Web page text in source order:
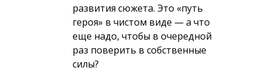
развития сюжета. Это «путь
героя» в чистом виде — а что
еще надо, чтобы в очередной
раз поверить в собственные
силы?